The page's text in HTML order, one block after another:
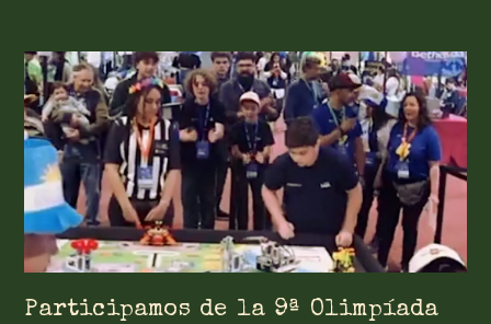
Participamos de la 9ª Olimpíada